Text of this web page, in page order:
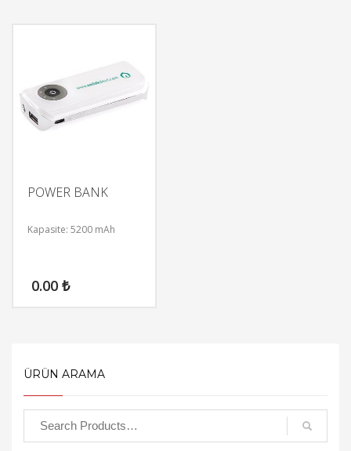
POWER BANK
Kapasite: 5200 mAh
0.00 ₺
ÜRÜN ARAMA